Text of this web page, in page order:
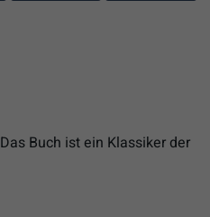
Das Buch ist ein Klassiker der